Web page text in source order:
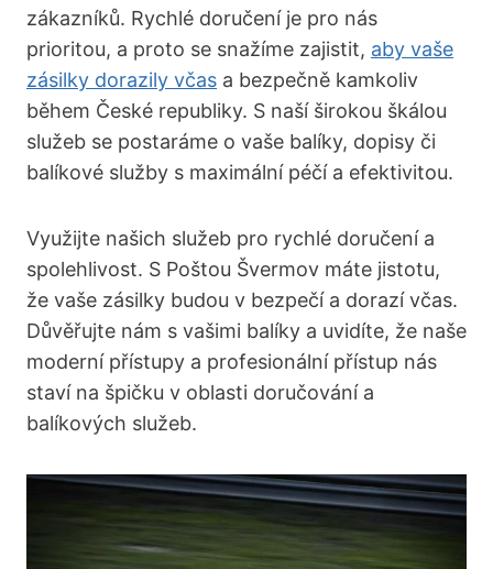
zákazníků. Rychlé doručení je pro nás
prioritou, a proto se snažíme zajistit, aby vaše
zásilky dorazily včas a bezpečně kamkoliv
během České republiky. S naší širokou škálou
služeb se postaráme o vaše balíky, dopisy či
balíkové služby s maximální péčí a efektivitou.
Využijte našich služeb pro rychlé doručení a
spolehlivost. S Poštou Švermov máte jistotu,
že vaše zásilky budou v bezpečí a dorazí včas.
Důvěřujte nám s vašimi balíky a uvidíte, že naše
moderní přístupy a profesionální přístup nás
staví na špičku v oblasti doručování a
balíkových služeb.